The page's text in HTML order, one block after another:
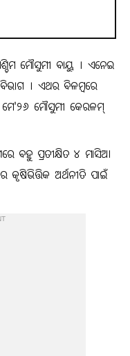
ମୌସୁମୀ ବାୟୁ । ଏନେଇ
। ଏଥର ବିଳମ୍ବରେ
ମୌସୁମୀ କେରଳମ୍
ବହୁ ପ୍ରତୀକ୍ଷିତ ୪ ମାସିଆ
କୃଷିଭିତ୍ତିକ ଅର୍ଥନୀତି ପାଇଁ